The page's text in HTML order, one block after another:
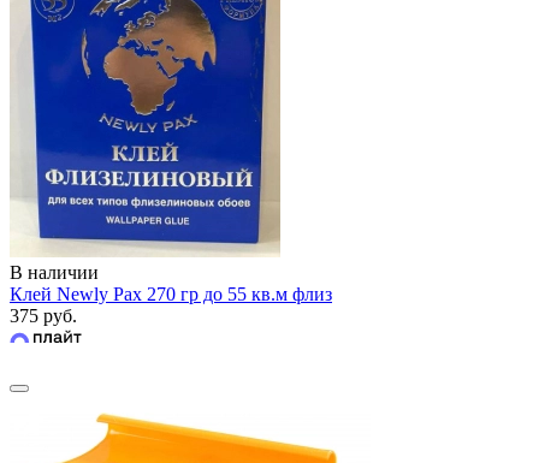
В наличии
Клей Newly Pax 270 гр до 55 кв.м флиз
375 руб.